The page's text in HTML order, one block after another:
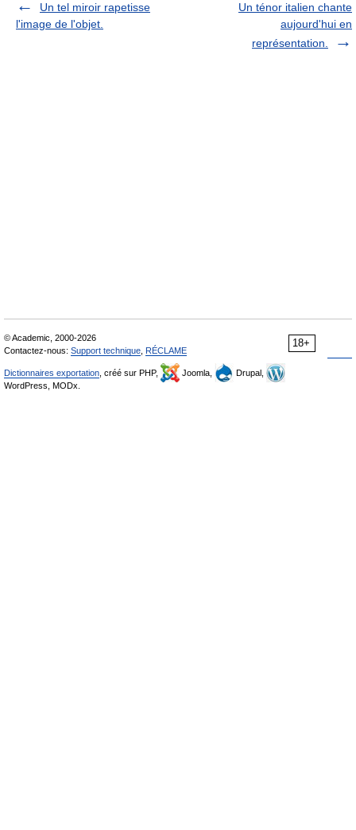
Un tel miroir rapetisse
l'image de l'objet.
Un ténor italien chante
aujourd'hui en
représentation.
18+
© Academic, 2000-2026
Contactez-nous: Support technique RÉCLAME
Dictionnaires exportation , créé sur PHP, Joomla,
Drupal,
WordPress, MODx.